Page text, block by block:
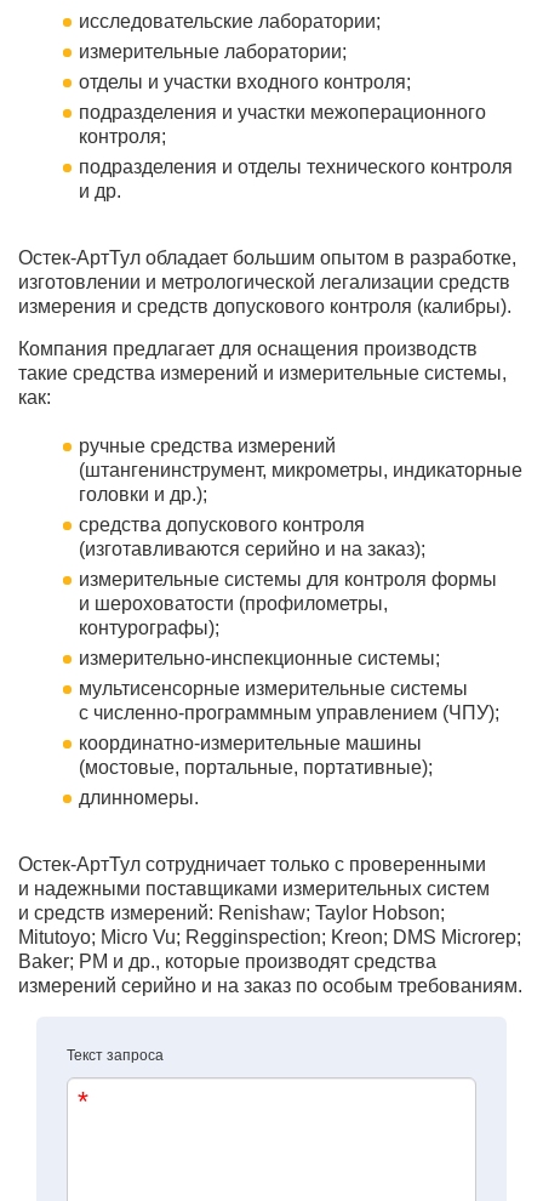
исследовательские лаборатории;
измерительные лаборатории;
отделы и участки входного контроля;
подразделения и участки межоперационного
контроля;
подразделения и отделы технического контроля
и др.
Остек-АртТул обладает большим опытом в разработке,
изготовлении и метрологической легализации средств
измерения и средств допускового контроля (калибры).
Компания предлагает для оснащения производств
такие средства измерений и измерительные системы,
как:
ручные средства измерений
(штангенинструмент, микрометры, индикаторные
головки и др.);
средства допускового контроля
(изготавливаются серийно и на заказ);
измерительные системы для контроля формы
и шероховатости (профилометры,
контурографы);
измерительно-инспекционные системы;
мультисенсорные измерительные системы
с численно-программным управлением (ЧПУ);
координатно-измерительные машины
(мостовые, портальные, портативные);
длинномеры.
Остек-АртТул сотрудничает только с проверенными
и надежными поставщиками измерительных систем
и средств измерений: Renishaw; Taylor Hobson;
Mitutoyo; Micro Vu; Regginspection; Kreon; DMS Microrep;
Baker; PM и др., которые производят средства
измерений серийно и на заказ по особым требованиям.
Текст запроса